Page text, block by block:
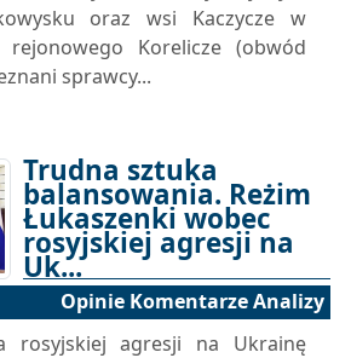
oraz wsi Kaczycze w
Korelicze (obwód
sprawcy...
Trudna sztuka
balansowania. Reżim
Łukaszenki wobec
rosyjskiej agresji na
Uk...
08-07-2022 12:00
Opinie Komentarze Analizy
rosyjskiej agresji na Ukrainę